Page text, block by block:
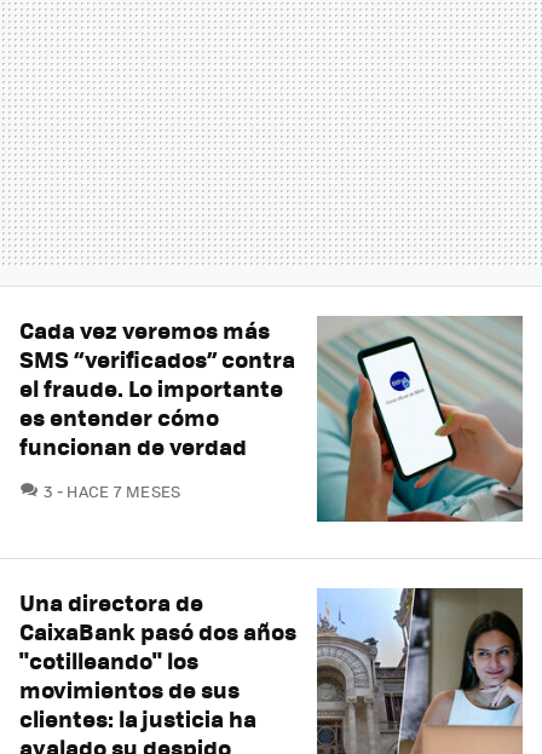
Cada vez veremos más
SMS “verificados” contra
el fraude. Lo importante
es entender cómo
funcionan de verdad
3 COMENTARIOS
HACE 7 MESES
Una directora de
CaixaBank pasó dos años
"cotilleando" los
movimientos de sus
clientes: la justicia ha